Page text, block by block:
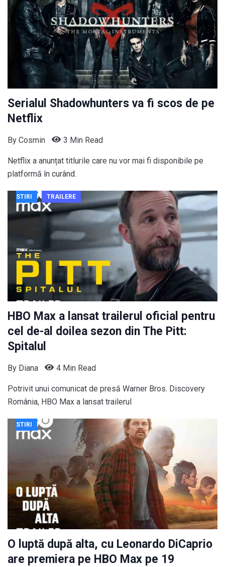
Serialul Shadowhunters va fi scos de pe
Netflix
By Cosmin 3 Min Read
Netflix a anunțat titlurile care nu vor mai fi disponibile pe
platformă în curând.
STIRI TRAILERE
HBO Max a lansat trailerul oficial pentru
cel de-al doilea sezon din The Pitt:
Spitalul
By Diana 4 Min Read
Potrivit unui comunicat de presă Warner Bros. Discovery
România, HBO Max a lansat trailerul
STIRI
O luptă după alta, cu Leonardo DiCaprio
are premiera pe HBO Max pe 19